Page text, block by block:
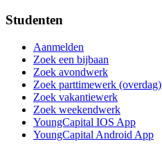
Studenten
Aanmelden
Zoek een bijbaan
Zoek avondwerk
Zoek parttimewerk (overdag)
Zoek vakantiewerk
Zoek weekendwerk
YoungCapital IOS App
YoungCapital Android App